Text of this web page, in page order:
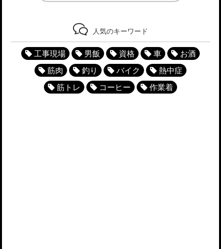
人気のキーワード
工事現場 男飯 資格 車
お酒
筋肉
釣り バイク
熱中症
筋トレ
コーヒー 作業着